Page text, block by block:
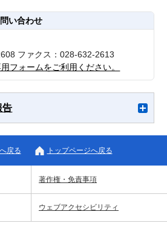
い合わせ
ファクス：028-632-2613
フォームをご利用ください。
告
戻る トップページへ戻る
著作権・免責事項
ウェブアクセシビリティ